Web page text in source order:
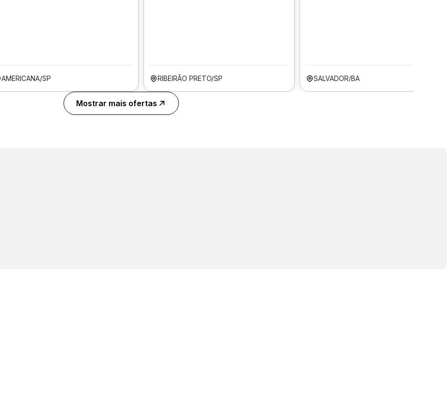
AMERICANA/SP RIBEIRÃO PRETO/SP SALVADOR/BA
Mostrar mais ofertas